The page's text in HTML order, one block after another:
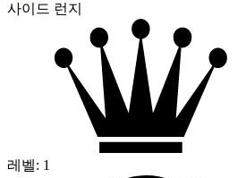
사이드 런지
레벨: 1